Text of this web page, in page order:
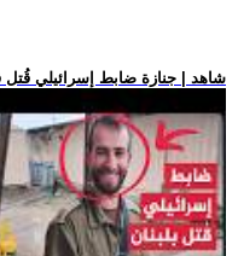
.. شاهد | جنازة ضابط إسرائيلي